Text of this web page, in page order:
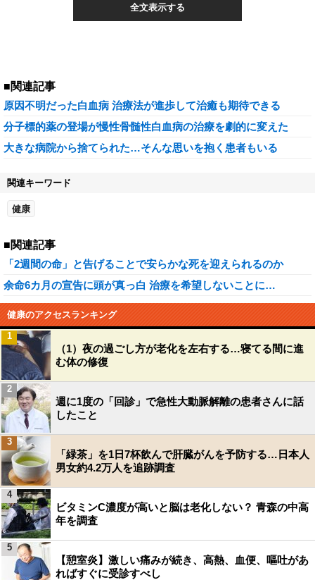
全文表示する
■関連記事
原因不明だった白血病 治療法が進歩して治癒も期待できる
分子標的薬の登場が慢性骨髄性白血病の治療を劇的に変えた
大きな病院から捨てられた…そんな思いを抱く患者もいる
関連キーワード
健康
■関連記事
「2週間の命」と告げることで安らかな死を迎えられるのか
余命6カ月の宣告に頭が真っ白 治療を希望しないことに…
健康のアクセスランキング
（1）夜の過ごし方が老化を左右する…寝てる間に進
む体の修復
1
週に1度の「回診」で急性大動脈解離の患者さんに話
したこと
2
「緑茶」を1日7杯飲んで肝臓がんを予防する…日本人
男女約4.2万人を追跡調査
3
ビタミンC濃度が高いと脳は老化しない？ 青森の中高
年を調査
4
【憩室炎】激しい痛みが続き、高熱、血便、嘔吐があ
ればすぐに受診すべし
5